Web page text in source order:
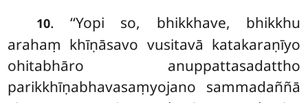
10. ‘‘Yopi so, bhikkhave, bhikkhu
arahaṃ khīṇāsavo vusitavā katakaraṇīyo
ohitabhāro anuppattasadattho
parikkhīṇabhavasaṃyojano sammadaññā